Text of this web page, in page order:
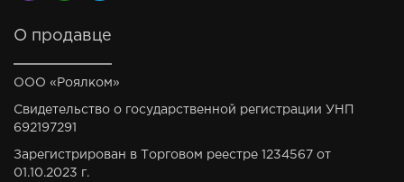
О продавце
ООО «Роялком»
Свидетельство о государственной регистрации УНП
692197291
Зарегистрирован в Торговом реестре 1234567 от
01.10.2023 г.